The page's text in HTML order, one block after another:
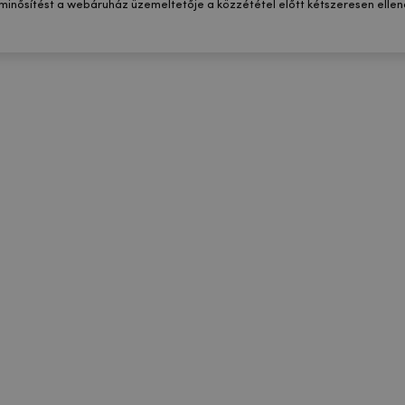
a webáruház üzemeltetője a közzététel előtt kétszeresen